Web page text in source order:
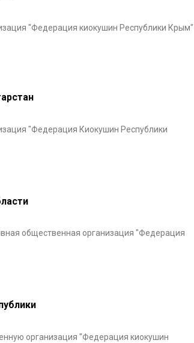
"Федерация киокушин Республики Крым"
"Федерация Киокушин Республики
общественная организация "Федерация
организация "Федерация киокушин